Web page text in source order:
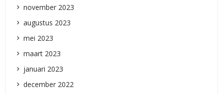
november 2023
augustus 2023
mei 2023
maart 2023
januari 2023
december 2022